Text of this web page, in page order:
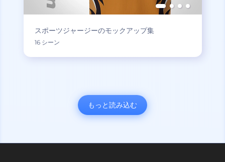
スポーツジャージーのモックアップ集
16 シーン
もっと読み込む